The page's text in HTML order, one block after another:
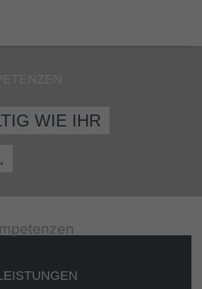
WIE IHR